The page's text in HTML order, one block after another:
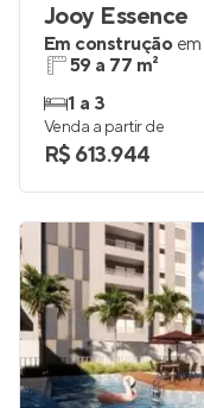
Jooy Essence
Em construção em
59 a 77 m²
1 a 3
Venda a partir de
R$ 613.944